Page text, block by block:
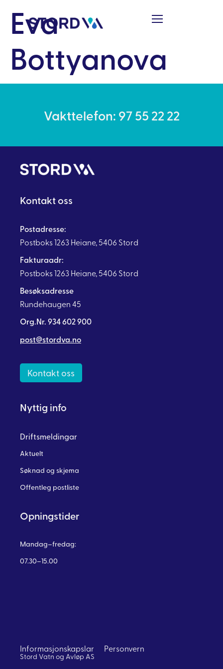
Eva
Bottyanova
Vakttelefon: 97 55 22 22
Kontakt oss
Postadresse:
Postboks 1263 Heiane, 5406 Stord
Fakturaadr:
Postboks 1263 Heiane, 5406 Stord
Besøksadresse
Rundehaugen 45
Org.Nr. 934 602 900
post@stordva.no
Kontakt oss
Nyttig info
Driftsmeldingar
Aktuelt
Søknad og skjema
Offentleg postliste
Opningstider
Mandag–fredag:
07.30–15.00
Informasjonskapslar Personvern
Stord Vatn og Avløp AS